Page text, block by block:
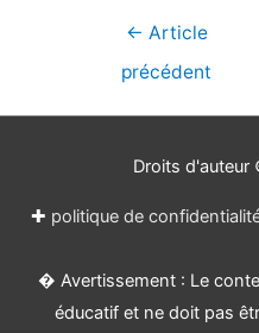
Navigation
← Article
précédent
Droits d'auteur
✚ politique de
� Avertissement : Le
éducatif et ne doit pas